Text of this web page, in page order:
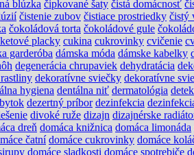
blúzka čipkované šaty čistá domácnosť
čistenie zubov čistiace prostriedky čistý
čokoládová torta čokoládové gule
placky cukina cukrovinky cvičenie
garderóba dámska móda dámske kabelky
degenerácia chrupaviek dehydratácia
dekoratívne sviečky dekoratívne
hygiena dentálna niť dermatológia
dezertný príbor dezinfekcia
divoké ruže dizajn dizajnérske
dreň domáca knižnica domáca limonáda
čatní domáce cukrovinky domáce
domáce sladkosti domáce spotrebiče